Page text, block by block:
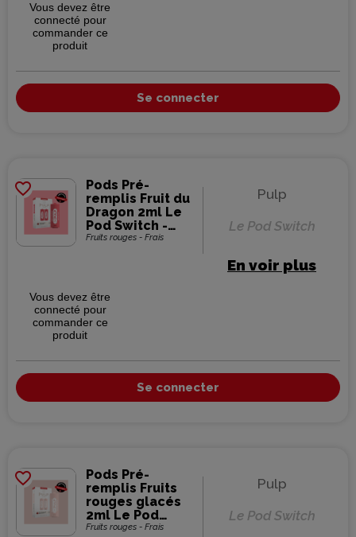
Vous devez être
connecté pour
commander ce
produit
Se connecter
favorite_border
Pods Pré-
remplis Fruit du
Dragon 2ml Le
Pod Switch -
Pulp (pack de 2)
Fruits rouges - Frais
Pulp
Le Pod Switch
En voir plus
Vous devez être
connecté pour
commander ce
produit
Se connecter
favorite_border
Pods Pré-
remplis Fruits
rouges glacés
2ml Le Pod
Switch - Pulp
Fruits rouges - Frais
Pulp
Le Pod Switch